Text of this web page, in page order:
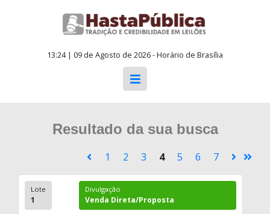
13:24 | 09 de Agosto de 2026 - Horário de Brasília
Resultado da sua busca
1 2 3 4 5 6 7
Lote
1
Divulgação
Venda Direta/Proposta